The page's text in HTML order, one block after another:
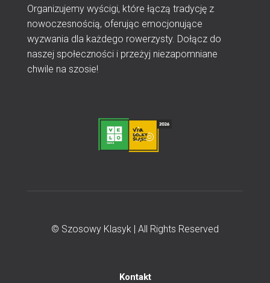
Organizujemy wyścigi, które łączą tradycję z
nowoczesnością, oferując emocjonujące
wyzwania dla każdego rowerzysty. Dołącz do
naszej społeczności i przeżyj niezapomniane
chwile na szosie!
© Szosowy Klasyk | All Rights Reserved
Kontakt